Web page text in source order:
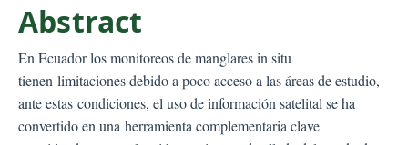
Abstract
En Ecuador los monitoreos de manglares in situ
tienen limitaciones debido a poco acceso a las áreas de estudio,
ante estas condiciones, el uso de información satelital se ha
convertido en una herramienta complementaria clave